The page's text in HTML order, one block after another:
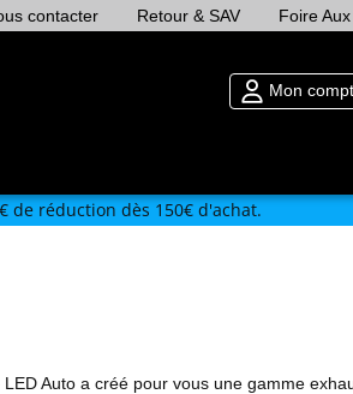
contacter Retour & SAV Foire
Mon
de réduction dès 150€ d'achat.
LED Auto a créé pour vous une gamme